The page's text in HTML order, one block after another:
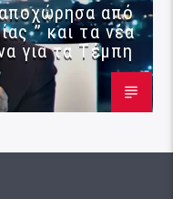
από
” και τα νέα
για τα Τέμπη